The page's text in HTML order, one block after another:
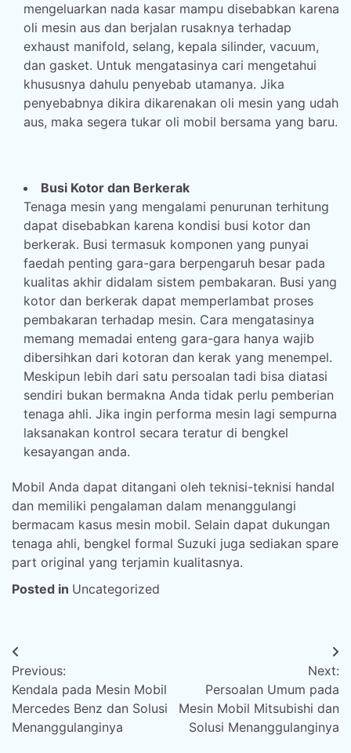
mengeluarkan nada kasar mampu disebabkan karena
oli mesin aus dan berjalan rusaknya terhadap
exhaust manifold, selang, kepala silinder, vacuum,
dan gasket. Untuk mengatasinya cari mengetahui
khususnya dahulu penyebab utamanya. Jika
penyebabnya dikira dikarenakan oli mesin yang udah
aus, maka segera tukar oli mobil bersama yang baru.
Busi Kotor dan Berkerak
Tenaga mesin yang mengalami penurunan terhitung
dapat disebabkan karena kondisi busi kotor dan
berkerak. Busi termasuk komponen yang punyai
faedah penting gara-gara berpengaruh besar pada
kualitas akhir didalam sistem pembakaran. Busi yang
kotor dan berkerak dapat memperlambat proses
pembakaran terhadap mesin. Cara mengatasinya
memang memadai enteng gara-gara hanya wajib
dibersihkan dari kotoran dan kerak yang menempel.
Meskipun lebih dari satu persoalan tadi bisa diatasi
sendiri bukan bermakna Anda tidak perlu pemberian
tenaga ahli. Jika ingin performa mesin lagi sempurna
laksanakan kontrol secara teratur di bengkel
kesayangan anda.
Mobil Anda dapat ditangani oleh teknisi-teknisi handal
dan memiliki pengalaman dalam menanggulangi
bermacam kasus mesin mobil. Selain dapat dukungan
tenaga ahli, bengkel formal Suzuki juga sediakan spare
part original yang terjamin kualitasnya.
Posted in Uncategorized
Post
navigation
Previous:
Kendala pada Mesin Mobil
Mercedes Benz dan Solusi
Menanggulanginya
Next:
Persoalan Umum pada
Mesin Mobil Mitsubishi dan
Solusi Menanggulanginya